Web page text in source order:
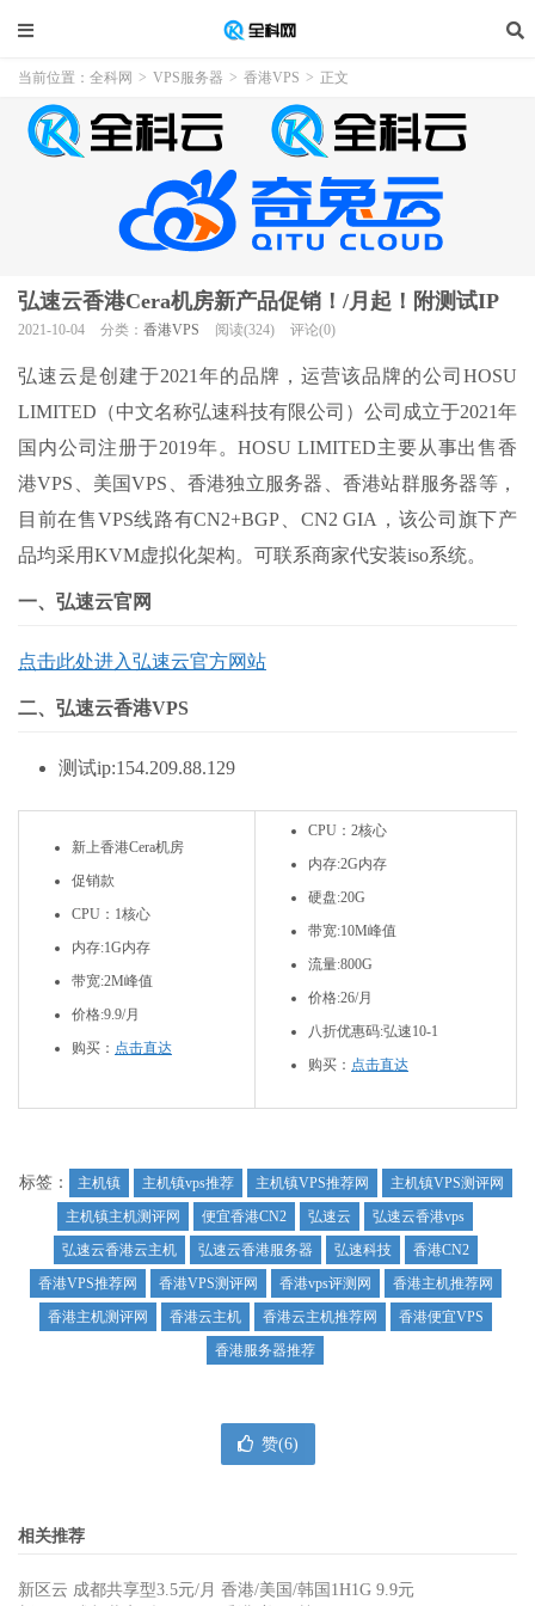
当前位置： 全科网 > VPS服务器 > 香港VPS > 正文
弘速云香港Cera机房新产品促销！/月起！附测试IP
2021-10-04 分类： 香港VPS 阅读(324) 评论(0)
弘速云是创建于2021年的品牌，运营该品牌的公司HOSU
LIMITED（中文名称弘速科技有限公司）公司成立于2021年
国内公司注册于2019年。HOSU LIMITED主要从事出售香
港VPS、美国VPS、香港独立服务器、香港站群服务器等，
目前在售VPS线路有CN2+BGP、CN2 GIA，该公司旗下产
品均采用KVM虚拟化架构。可联系商家代安装iso系统。
一、弘速云官网
点击此处进入弘速云官方网站
二、弘速云香港VPS
测试ip:154.209.88.129
新上香港Cera机房
促销款
CPU：1核心
内存:1G内存
带宽:2M峰值
价格:9.9/月
购买： 点击直达
CPU：2核心
内存:2G内存
硬盘:20G
带宽:10M峰值
流量:800G
价格:26/月
八折优惠码:弘速10-1
购买： 点击直达
标签： 主机镇 主机镇vps推荐 主机镇VPS推荐网
主机镇VPS测评网
主机镇主机测评网
便宜香港CN2 弘速云
弘速云香港vps
弘速云香港云主机
弘速云香港服务器 弘速科技
香港CN2
香港VPS推荐网
香港VPS测评网 香港vps评测网
香港主机推荐网
香港主机测评网
香港云主机 香港云主机推荐网
香港便宜VPS
香港服务器推荐
赞(6)
相关推荐
新区云 成都共享型3.5元/月 香港/美国/韩国1H1G 9.9元